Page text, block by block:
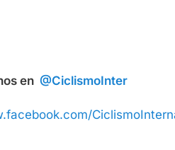
en @CiclismoInter